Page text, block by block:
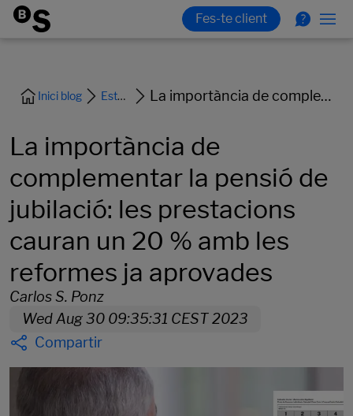
Inici blog Estalvi Inversió Jubilació La importància de complementar la pensió de jubilació: les prestacions cauran un 20 % amb les reformes ja aprovades
La importància de
complementar la pensió de
jubilació: les prestacions
cauran un 20 % amb les
reformes ja aprovades
Carlos S. Ponz
Wed Aug 30 09:35:31 CEST 2023
Compartir